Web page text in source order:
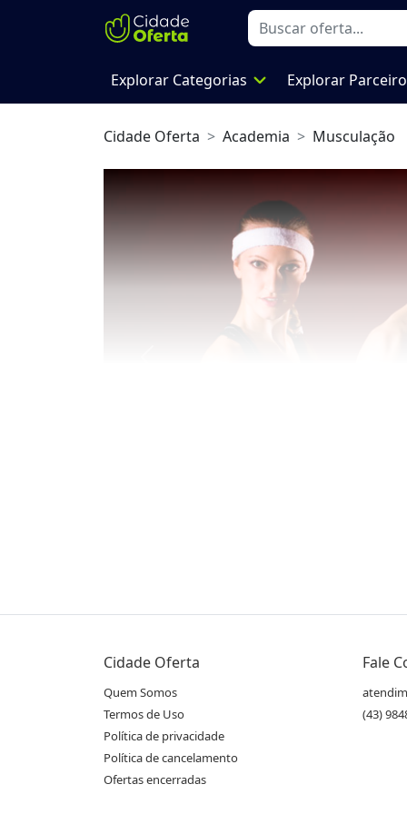
Explorar Categorias expand_more Explorar
Cidade Oferta Academia Musculação
Receba as novidades do Cidade Oferta no seu
Destaques & Regras
3 meses para utilização do voucher (até 14/
Cidade Oferta
Quem Somos
Termos de Uso
Política de privacidade
Política de cancelamento
Ofertas encerradas
Fale
(43)